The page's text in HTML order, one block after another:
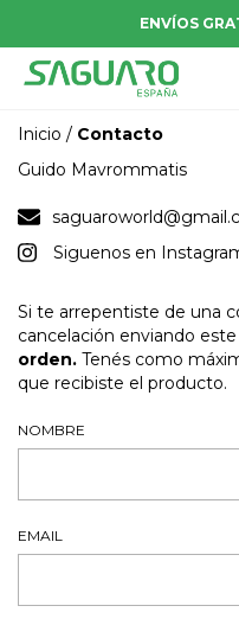
ENVÍOS
Inicio / Contacto
Guido Mavrommatis
Siguenos en
Si te arrepentiste de una
cancelación enviando
orden. Tenés como
que recibiste el producto.
NOMBRE
EMAIL